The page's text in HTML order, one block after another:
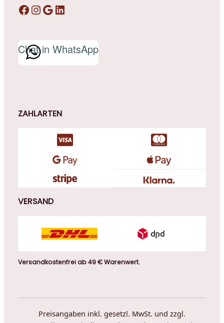
Facebook InstagramGoogle LinkedIn
Chat in WhatsApp
ZAHLARTEN
VERSAND
Versandkostenfrei ab 49 € Warenwert.
Preisangaben inkl. gesetzl. MwSt. und zzgl.